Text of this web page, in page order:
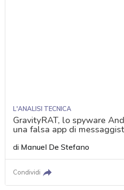
L'ANALISI TECNICA
GravityRAT, lo spyware
una falsa app di
di Manuel De Stefano
Condividi